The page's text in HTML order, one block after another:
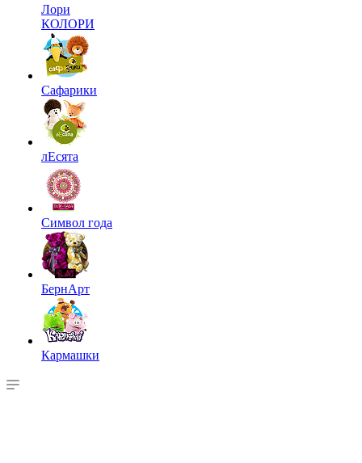
Лори
КОЛОРИ
Сафарики
лЕсята
Символ года
БернАрт
Кармашки